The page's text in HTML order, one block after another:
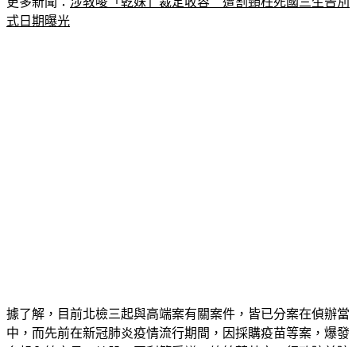
更多新聞：
據了解，目前北檢三起與高端案有關案件，皆已分案在偵辦當